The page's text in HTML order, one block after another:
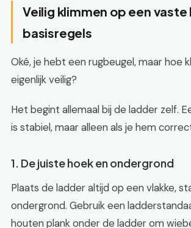
Veilig klimmen op een
basisregels
Oké, je hebt een rugbeugel, maar hoe
eigenlijk veilig?
Het begint allemaal bij de ladder zelf.
is stabiel, maar alleen als je hem
1. De juiste hoek en ondergrond
Plaats de ladder altijd op een vlakke,
ondergrond. Gebruik een
houten plank onder de ladder om